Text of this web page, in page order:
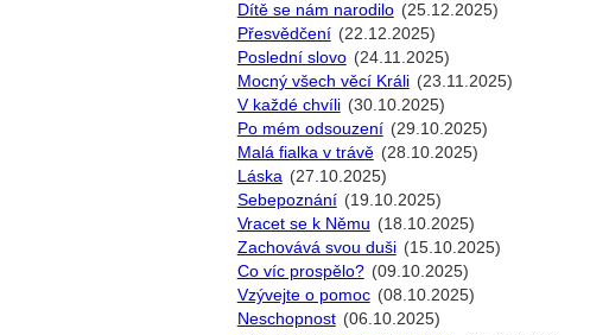
Dítě se nám narodilo (25.12.2025)
Přesvědčení (22.12.2025)
Poslední slovo (24.11.2025)
Mocný všech věcí Králi (23.11.2025)
V každé chvíli (30.10.2025)
Po mém odsouzení (29.10.2025)
Malá fialka v trávě (28.10.2025)
Láska (27.10.2025)
Sebepoznání (19.10.2025)
Vracet se k Němu (18.10.2025)
Zachovává svou duši (15.10.2025)
Co víc prospělo? (09.10.2025)
Vzývejte o pomoc (08.10.2025)
Neschopnost (06.10.2025)